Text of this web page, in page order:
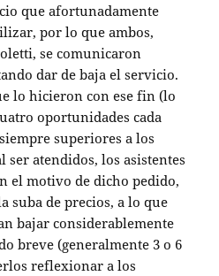
que afortunadamente
por lo que ambos,
se comunicaron
dar de baja el servicio.
lo hicieron con ese fin (lo
oportunidades cada
superiores a los
atendidos, los asistentes
el motivo de dicho pedido,
suba de precios, a lo que
bajar considerablemente
breve (generalmente 3 o 6
reflexionar a los